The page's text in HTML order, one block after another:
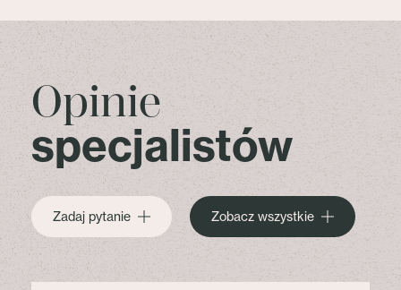
Opinie
specjalistów
Zadaj pytanie Zobacz wszystkie